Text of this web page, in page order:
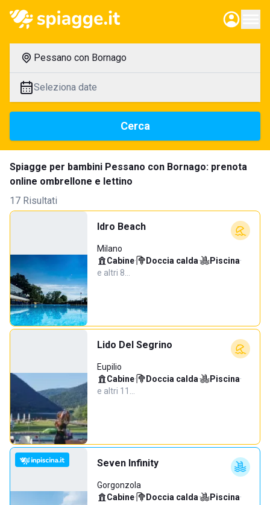
Pessano con Bornago
Seleziona date
Cerca
Spiagge per bambini Pessano con Bornago: prenota
online ombrellone e lettino
17 Risultati
Idro Beach
Milano
Cabine· Doccia calda· Piscina·
e altri 8…
Lido Del Segrino
Eupilio
Cabine· Doccia calda· Piscina·
e altri 11…
Seven Infinity
Gorgonzola
Cabine· Doccia calda· Piscina·